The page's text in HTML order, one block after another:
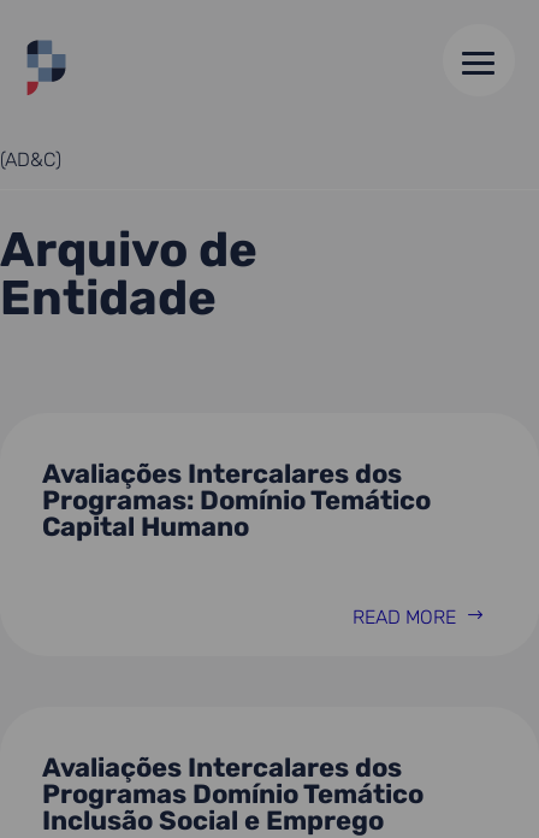
HOME
(AD&C)
Arquivo de
Entidade
Avaliações Intercalares dos
Programas: Domínio Temático
Capital Humano
READ MORE
Avaliações Intercalares dos
Programas Domínio Temático
Inclusão Social e Emprego